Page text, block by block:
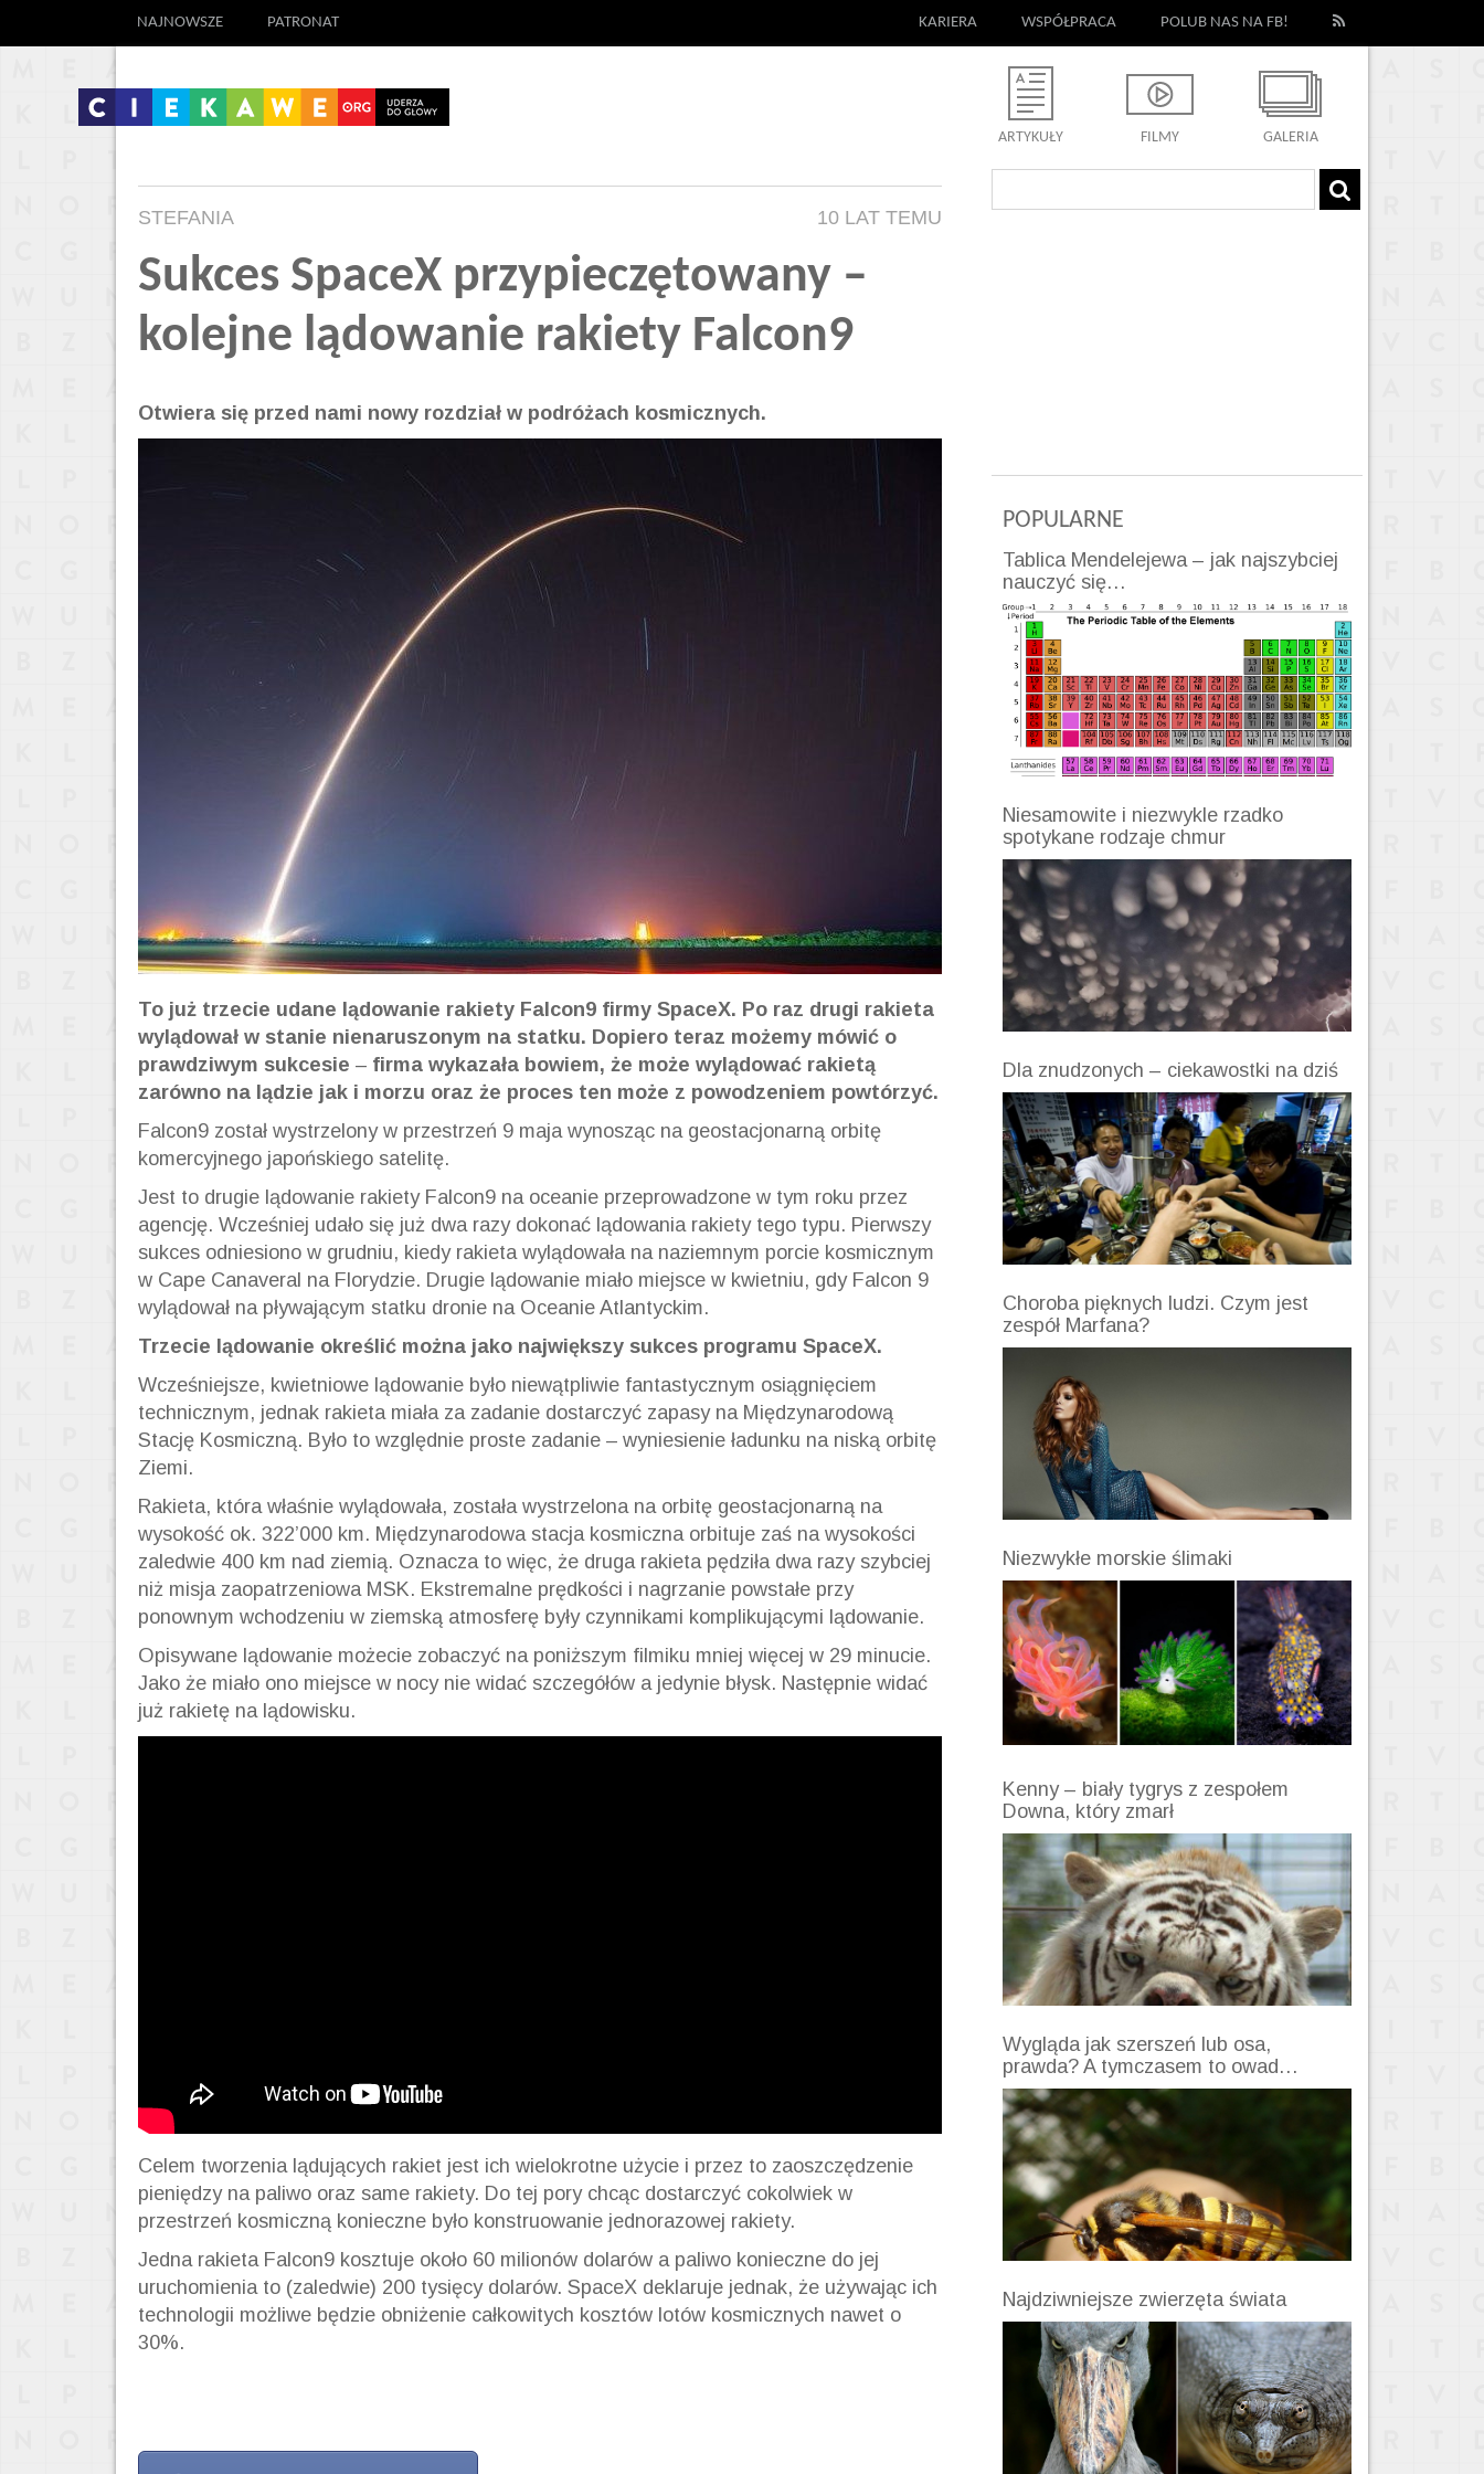
NAJNOWSZE PATRONAT KARIERA WSPÓŁPRACA POLUB NAS NA FB!
ARTYKUŁY FILMY GALERIA
STEFANIA 10 LAT TEMU
Sukces SpaceX przypieczętowany –
kolejne lądowanie rakiety Falcon9
Otwiera się przed nami nowy rozdział w podróżach kosmicznych.
To już trzecie udane lądowanie rakiety Falcon9 firmy SpaceX. Po raz drugi rakieta
wylądował w stanie nienaruszonym na statku. Dopiero teraz możemy mówić o
prawdziwym sukcesie – firma wykazała bowiem, że może wylądować rakietą
zarówno na lądzie jak i morzu oraz że proces ten może z powodzeniem powtórzyć.
Falcon9 został wystrzelony w przestrzeń 9 maja wynosząc na geostacjonarną orbitę
komercyjnego japońskiego satelitę.
Jest to drugie lądowanie rakiety Falcon9 na oceanie przeprowadzone w tym roku przez
agencję. Wcześniej udało się już dwa razy dokonać lądowania rakiety tego typu. Pierwszy
sukces odniesiono w grudniu, kiedy rakieta wylądowała na naziemnym porcie kosmicznym
w Cape Canaveral na Florydzie. Drugie lądowanie miało miejsce w kwietniu, gdy Falcon 9
wylądował na pływającym statku dronie na Oceanie Atlantyckim.
Trzecie lądowanie określić można jako największy sukces programu SpaceX.
Wcześniejsze, kwietniowe lądowanie było niewątpliwie fantastycznym osiągnięciem
technicznym, jednak rakieta miała za zadanie dostarczyć zapasy na Międzynarodową
Stację Kosmiczną. Było to względnie proste zadanie – wyniesienie ładunku na niską orbitę
Ziemi.
Rakieta, która właśnie wylądowała, została wystrzelona na orbitę geostacjonarną na
wysokość ok. 322’000 km. Międzynarodowa stacja kosmiczna orbituje zaś na wysokości
zaledwie 400 km nad ziemią. Oznacza to więc, że druga rakieta pędziła dwa razy szybciej
niż misja zaopatrzeniowa MSK. Ekstremalne prędkości i nagrzanie powstałe przy
ponownym wchodzeniu w ziemską atmosferę były czynnikami komplikującymi lądowanie.
Opisywane lądowanie możecie zobaczyć na poniższym filmiku mniej więcej w 29 minucie.
Jako że miało ono miejsce w nocy nie widać szczegółów a jedynie błysk. Następnie widać
już rakietę na lądowisku.
Celem tworzenia lądujących rakiet jest ich wielokrotne użycie i przez to zaoszczędzenie
pieniędzy na paliwo oraz same rakiety. Do tej pory chcąc dostarczyć cokolwiek w
przestrzeń kosmiczną konieczne było konstruowanie jednorazowej rakiety.
Jedna rakieta Falcon9 kosztuje około 60 milionów dolarów a paliwo konieczne do jej
uruchomienia to (zaledwie) 200 tysięcy dolarów. SpaceX deklaruje jednak, że używając ich
technologii możliwe będzie obniżenie całkowitych kosztów lotów kosmicznych nawet o
30%.
POPULARNE
Tablica Mendelejewa – jak najszybciej
nauczyć się…
Niesamowite i niezwykle rzadko
spotykane rodzaje chmur
Dla znudzonych – ciekawostki na dziś
Choroba pięknych ludzi. Czym jest
zespół Marfana?
Niezwykłe morskie ślimaki
Kenny – biały tygrys z zespołem
Downa, który zmarł
Wygląda jak szerszeń lub osa,
prawda? A tymczasem to owad…
Najdziwniejsze zwierzęta świata